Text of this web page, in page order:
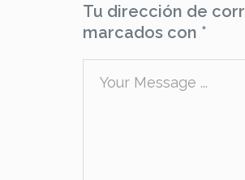
Tu dirección de
marcados con *